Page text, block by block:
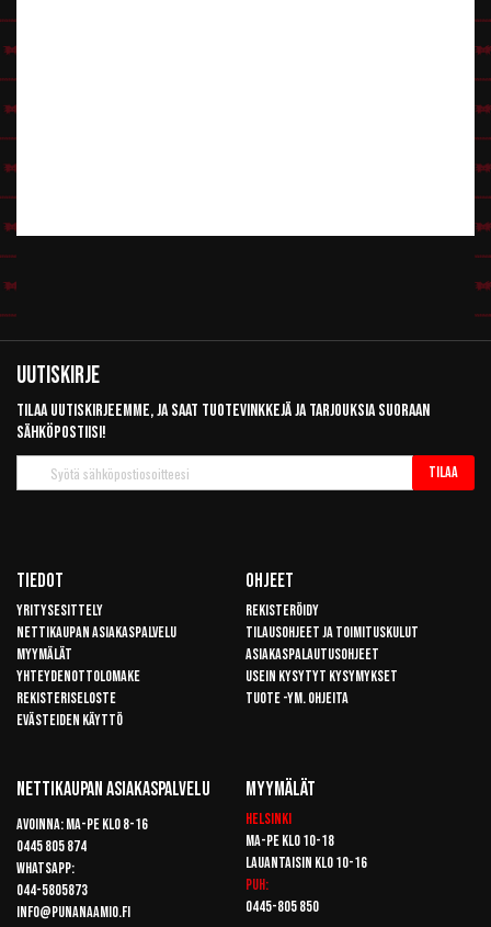
Uutiskirje
Tilaa uutiskirjeemme, ja saat tuotevinkkejä ja tarjouksia suoraan
sähköpostiisi!
uutiskirje
Tilaa
Tiedot
Yritysesittely
Nettikaupan asiakaspalvelu
Myymälät
Yhteydenottolomake
Rekisteriseloste
Evästeiden käyttö
Ohjeet
Rekisteröidy
Tilausohjeet ja toimituskulut
Asiakaspalautusohjeet
Usein kysytyt kysymykset
Tuote -ym. ohjeita
Nettikaupan Asiakaspalvelu
Avoinna: Ma-pe klo 8-16
0445 805 874
Whatsapp:
044-5805873
info@punanaamio.fi
Myymälät
Helsinki
Ma-pe klo 10-18
Lauantaisin klo 10-16
Puh:
0445-805 850